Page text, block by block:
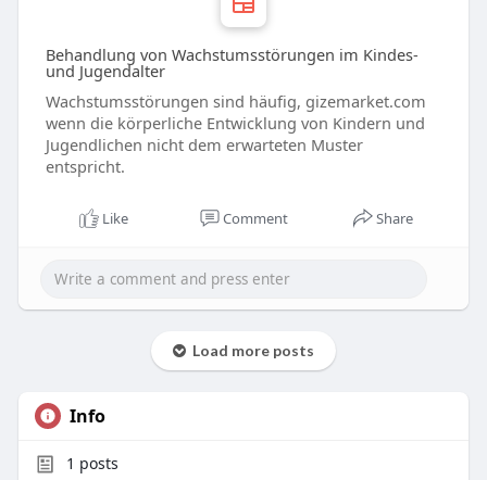
Behandlung von Wachstumsstörungen im Kindes-
und Jugendalter
Wachstumsstörungen sind häufig, gizemarket.com
wenn die körperliche Entwicklung von Kindern und
Jugendlichen nicht dem erwarteten Muster
entspricht.
Like Comment Share
Load more posts
Info
1 posts